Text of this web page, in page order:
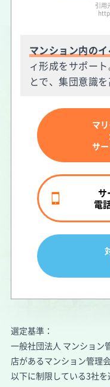
引用
マンション内の
ィ形成をサポー
とで、集団意識
マ
サ
サ
電
選定基準：
一般社団法人 マンション
店があるマンション管理
以下に制限している3社を